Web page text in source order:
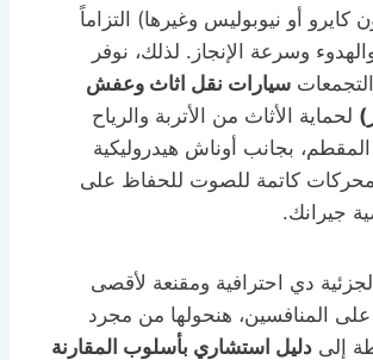
كايرو أو نيوبوليس وغيرها) التزاماً
وسرعة الإنجاز. لذلك، نوفر
سيارات نقل اثاث وعفش
لحماية الأثاث من الأتربة والرياح
بجانب أوناش هيدروليكية
كاتمة للصوت للحفاظ على
جيرانك.
دي احترافية ومقنعة لأقصى
المنافسين، هنحولها من مجرد
إلى دليل استشاري بأسلوب المقارنة